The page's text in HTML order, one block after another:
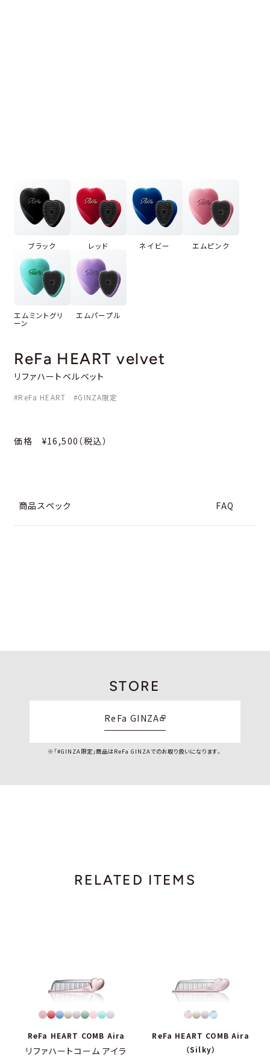
#ReFa HEART #GINZA限定
ReFa HEART velvet
リファハートベルベット
価格 ¥16,500（税込）
ブラック レッド ネイビー エムピンク
エムミントグリ
ーン
エムパープル
商品スペック FAQ
STORE
ReFa GINZA
※「#GINZA限定」商品はReFa GINZAでのお取り扱いになります。
RELATED ITEMS
ReFa HEART COMB Aira
リファハートコーム アイラ
ReFa HEART COMB Aira
（Silky）